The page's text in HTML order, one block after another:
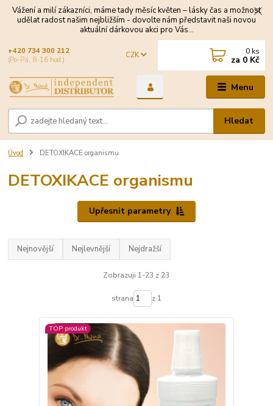
Vážení a milí zákazníci, máme tady měsíc květen – lásky čas a možnost
udělat radost našim nejbližším - dovolte nám představit naši novou
aktuální dárkovou akci pro Vás...
Menu
CZK
Hledat
+420 734 300 212
(Po-Pá, 8-16 hod.)
0 ks
za 0 Kč
Úvod DETOXIKACE organismu
DETOXIKACE organismu
Upřesnit parametry
Nejnovější Nejlevnější Nejdražší
Zobrazuji 1-23 z 23
strana z 1
TOP produkt